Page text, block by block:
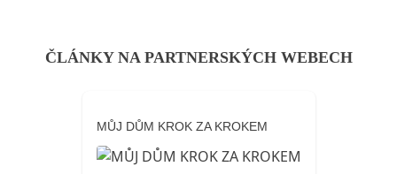
ČLÁNKY NA PARTNERSKÝCH WEBECH
MŮJ DŮM KROK ZA KROKEM